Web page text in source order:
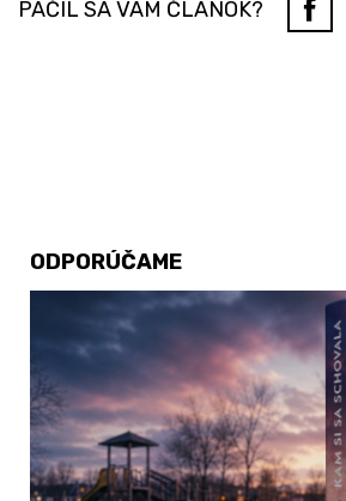
PÁČIL SA VÁM ČLÁNOK?
ODPORÚČAME